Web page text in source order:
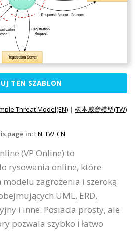
TEN SZABLON
Threat Model(EN) | 樣本威脅模型(TW)
page in:EN TW CN
(VP Online) to
rysowania online, które
zagrożenia i szeroką
UML, ERD,
i inne. Posiada prosty, ale
pozwala szybko i łatwo